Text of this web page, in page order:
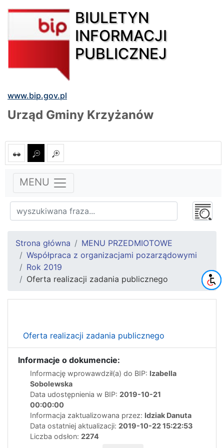
BIULETYN
INFORMACJI
PUBLICZNEJ
www.bip.gov.pl
Urząd Gminy Krzyżanów
MENU
Strona główna
MENU PRZEDMIOTOWE
Współpraca z organizacjami pozarządowymi
Rok 2019
Oferta realizacji zadania publicznego
Oferta realizacji zadania publicznego
Informacje o dokumencie:
Informację wprowawdził(a) do BIP: Izabella
Sobolewska
Data udostępnienia w BIP: 2019-10-21
00:00:00
Informacja zaktualizowana przez: Idziak Danuta
Data ostatniej aktualizacji: 2019-10-22 15:22:53
Liczba odsłon: 2274